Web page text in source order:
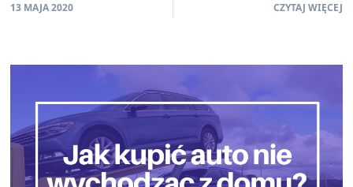
13 MAJA 2020 CZYTAJ WIĘCEJ